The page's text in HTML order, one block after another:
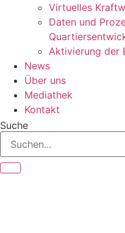
Virtuelles
Daten und
Aktivierung der
News
Über uns
Mediathek
Kontakt
Suche